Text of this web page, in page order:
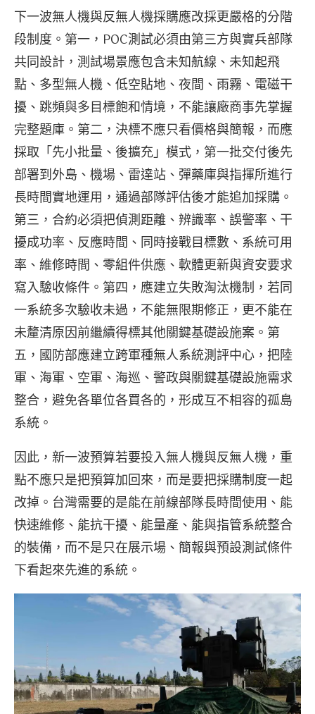
下一波無人機與反無人機採購應改採更嚴格的分階
段制度。第一，POC測試必須由第三方與實兵部隊
共同設計，測試場景應包含未知航線、未知起飛
點、多型無人機、低空貼地、夜間、雨霧、電磁干
擾、跳頻與多目標飽和情境，不能讓廠商事先掌握
完整題庫。第二，決標不應只看價格與簡報，而應
採取「先小批量、後擴充」模式，第一批交付後先
部署到外島、機場、雷達站、彈藥庫與指揮所進行
長時間實地運用，通過部隊評估後才能追加採購。
第三，合約必須把偵測距離、辨識率、誤警率、干
擾成功率、反應時間、同時接戰目標數、系統可用
率、維修時間、零組件供應、軟體更新與資安要求
寫入驗收條件。第四，應建立失敗淘汰機制，若同
一系統多次驗收未過，不能無限期修正，更不能在
未釐清原因前繼續得標其他關鍵基礎設施案。第
五，國防部應建立跨軍種無人系統測評中心，把陸
軍、海軍、空軍、海巡、警政與關鍵基礎設施需求
整合，避免各單位各買各的，形成互不相容的孤島
系統。
因此，新一波預算若要投入無人機與反無人機，重
點不應只是把預算加回來，而是要把採購制度一起
改掉。台灣需要的是能在前線部隊長時間使用、能
快速維修、能抗干擾、能量產、能與指管系統整合
的裝備，而不是只在展示場、簡報與預設測試條件
下看起來先進的系統。